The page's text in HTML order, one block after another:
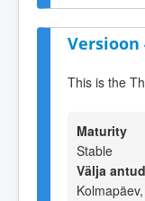
Versioon
This is the
Maturity
Stable
Välja antud